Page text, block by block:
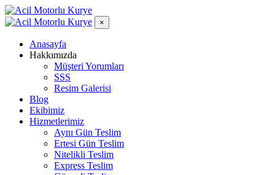
×
Anasayfa
Hakkımızda
Müşteri Yorumları
SSS
Resim Galerisi
Blog
Ekibimiz
Hizmetlerimiz
Aynı Gün Teslim
Ertesi Gün Teslim
Nitelikli Teslim
Express Teslim